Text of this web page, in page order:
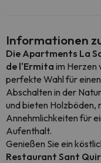
Informationen
Die Apartments La
de l'Ermita im Herzen
perfekte Wahl für
Abschalten in der
und bieten Holzböden,
Annehmlichkeiten für
Aufenthalt.
Genießen Sie ein
Restaurant Sant